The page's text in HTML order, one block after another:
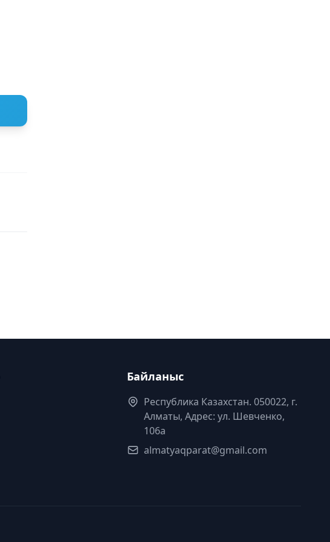
Байланыс
Республика Казахстан. 050022, г.
Алматы, Адрес: ул. Шевченко,
106а
almatyaqparat@gmail.com